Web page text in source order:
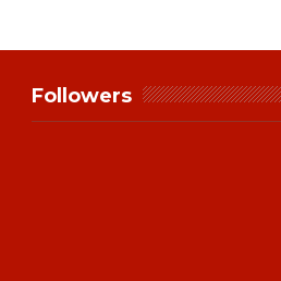
Followers